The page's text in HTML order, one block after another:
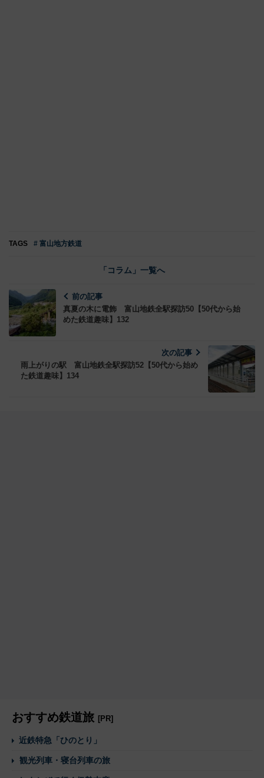
TAGS # 富山地方鉄道
「コラム」一覧へ
前の記事
真夏の木に電飾 富山地鉄全駅探訪50【50代から始
めた鉄道趣味】132
次の記事
雨上がりの駅 富山地鉄全駅探訪52【50代から始め
た鉄道趣味】134
おすすめ鉄道旅 [PR]
近鉄特急「ひのとり」
観光列車・寝台列車の旅